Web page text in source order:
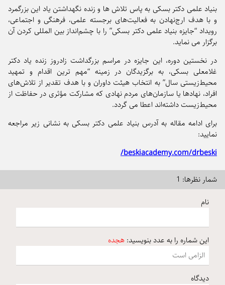
بنیاد علمی دکتر بسکی به پاس تلاش ها و زنده نگهداشتن یاد این بزرگمرد
و با هدف ارج‌نهادن به فعالیت‌های برجسته علمی، فرهنگی و اجتماعی،
رویداد “جایزه بنیاد علمی دکتر بسکی” را با چشم‌انداز بین المللی کردن آن
برگزار می نماید.
در نخستین دوره، این جایزه در مراسم بزرگداشت زادروز زنده یاد دکتر
غلامعلی بسکی، به برگزیدگان در زمینه “مهم ترین اقدام و تمهید
محیط‌زیستی سال” به انتخاب هیئت داوران و با هدف تقدیر از تلاش‌های
افراد، نهادها یا سازمان‌های مردم نهادی که مشارکت مؤثری در حفاظت از
محیط‌زیست داشته‌اند اعطا می گردد.
برای ادامه مقاله به آدرس بنیاد علمی دکتر بسکی به نشانی زیر مراجعه
نمایید:
beskiacademy.com/drbeski/
شمار نظرها: 1
نام
این شماره را به عدد بنویسید: هجده
دیدگاه